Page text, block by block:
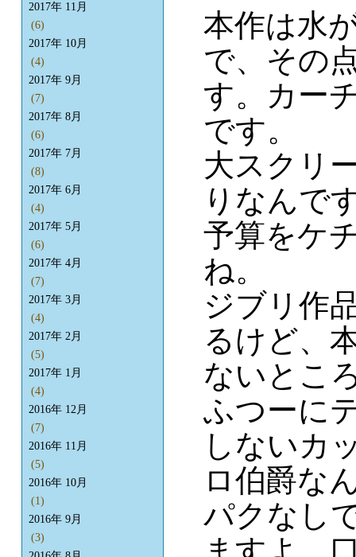
本作は水
で、その
す。カー
です。
大スクリ
りなんで
予算をケ
ね。
ジブリ作
るけど、
ないとこ
ふつーに
しないカ
ロ伯爵な
パクなし
2017年 11月
(6)
2017年 10月
(4)
2017年 9月
(7)
2017年 8月
(6)
2017年 7月
(8)
2017年 6月
(4)
2017年 5月
(6)
2017年 4月
(7)
2017年 3月
(4)
2017年 2月
(5)
2017年 1月
(4)
2016年 12月
(7)
2016年 11月
(5)
2016年 10月
(1)
2016年 9月
(3)